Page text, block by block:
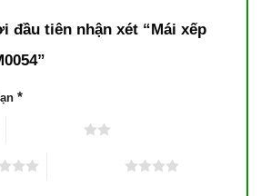
đầu tiên nhận xét “Mái xếp
*